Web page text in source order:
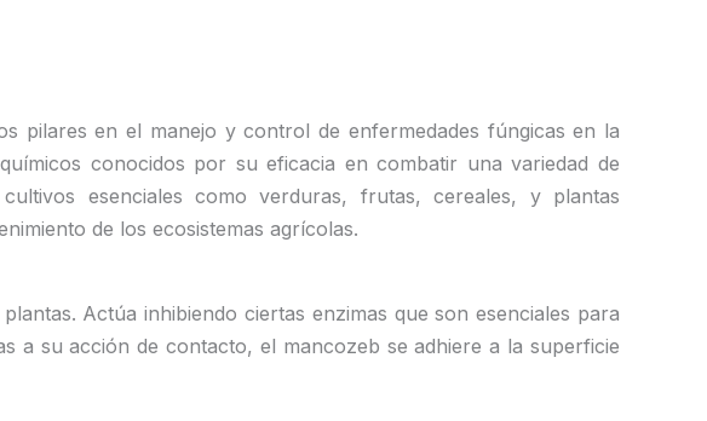
pilares en el manejo y control de enfermedades fúngicas en la
conocidos por su eficacia en combatir una variedad de
esenciales como verduras, frutas, cereales, y plantas
de los ecosistemas agrícolas.
Actúa inhibiendo ciertas enzimas que son esenciales para
a su acción de contacto, el mancozeb se adhiere a la superficie